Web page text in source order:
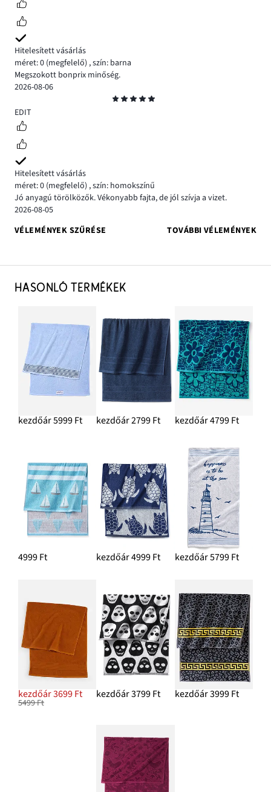
Hitelesített vásárlás
méret: 0 (megfelelő) ,szín: barna
Megszokott bonprix minőség.
2026-08-06
5
EDIT
Hitelesített vásárlás
méret: 0 (megfelelő) ,szín: homokszínű
Jó anyagú törölközők. Vékonyabb fajta, de jól szívja a vizet.
2026-08-05
VÉLEMÉNYEK SZŰRÉSE
TOVÁBBI VÉLEMÉNYEK
HASONLÓ TERMÉKEK
kezdőár 5999 Ft kezdőár 2799 Ft kezdőár 4799 Ft
4999 Ft kezdőár 4999 Ft kezdőár 5799 Ft
kezdőár 3699 Ft
5499 Ft
kezdőár 3799 Ft kezdőár 3999 Ft